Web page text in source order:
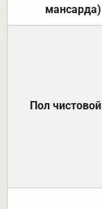
мансарда)
Пол чистовой